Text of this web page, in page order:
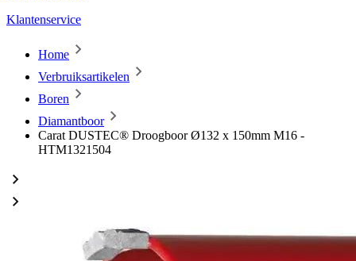
Klantenservice
Home
Verbruiksartikelen
Boren
Diamantboor
Carat DUSTEC® Droogboor Ø132 x 150mm M16 -
HTM1321504